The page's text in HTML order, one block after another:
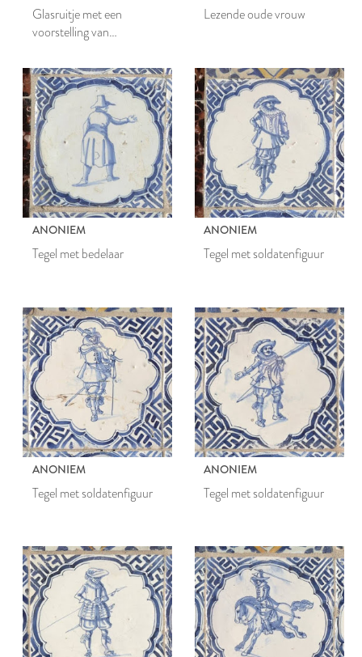
Glasruitje met een
voorstelling van
Lezende oude vrouw
ANONIEM
Tegel met bedelaar
ANONIEM
Tegel met soldatenfiguur
ANONIEM
Tegel met soldatenfiguur
ANONIEM
Tegel met soldatenfiguur